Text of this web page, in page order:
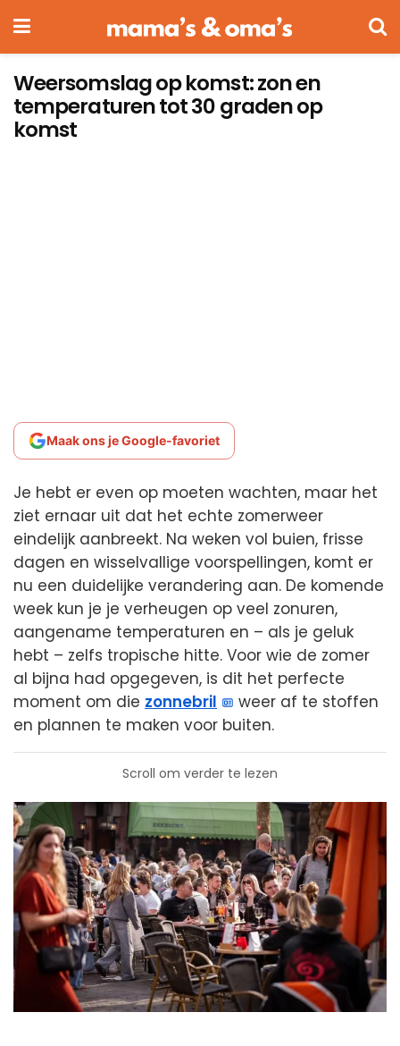
Weersomslag op komst: zon en
temperaturen tot 30 graden op
komst
Maak ons je Google-favoriet
Je hebt er even op moeten wachten, maar het
ziet ernaar uit dat het echte zomerweer
eindelijk aanbreekt. Na weken vol buien, frisse
dagen en wisselvallige voorspellingen, komt er
nu een duidelijke verandering aan. De komende
week kun je je verheugen op veel zonuren,
aangename temperaturen en – als je geluk
hebt – zelfs tropische hitte. Voor wie de zomer
al bijna had opgegeven, is dit het perfecte
moment om die zonnebril
weer af te stoffen
en plannen te maken voor buiten.
Scroll om verder te lezen